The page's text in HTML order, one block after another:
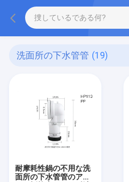
洗面所の下水管管 (19)
耐摩耗性鍋の不用な洗
面所の下水管管のアル